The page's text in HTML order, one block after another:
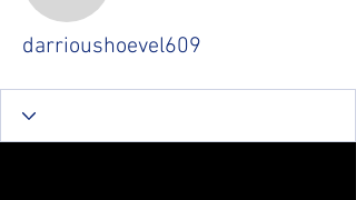
darrioushoevel609